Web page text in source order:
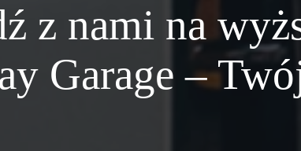
z nami na
Garage –